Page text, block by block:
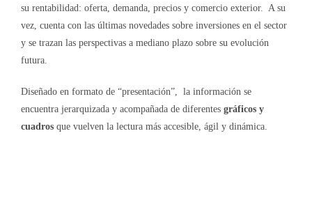
su rentabilidad: oferta, demanda, precios y comercio exterior. A su
vez, cuenta con las últimas novedades sobre inversiones en el sector
y se trazan las perspectivas a mediano plazo sobre su evolución
futura.
Diseñado en formato de “presentación”, la información se
encuentra jerarquizada y acompañada de diferentes gráficos y
cuadros que vuelven la lectura más accesible, ágil y dinámica.